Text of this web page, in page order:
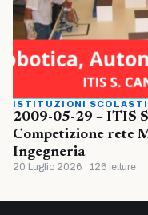
ISTITUZIONI
2009-05-29 – ITIS
Competizione rete
Ingegneria
20 Luglio 2026 · 126 letture